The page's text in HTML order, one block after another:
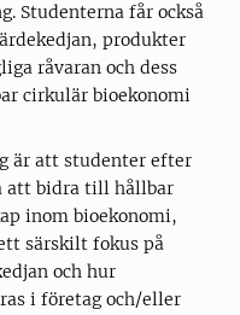
Studenterna får också
produkter
råvaran och dess
cirkulär bioekonomi
är att studenter efter
att bidra till hållbar
inom bioekonomi,
särskilt fokus på
och hur
i företag och/eller